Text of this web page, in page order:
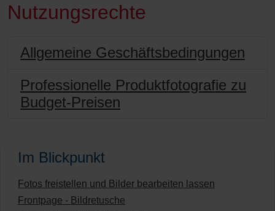
Nutzungsrechte
Allgemeine Geschäftsbedingungen
Professionelle Produktfotografie zu
Budget-Preisen
Im Blickpunkt
Fotos freistellen und Bilder bearbeiten lassen
Frontpage - Bildretusche